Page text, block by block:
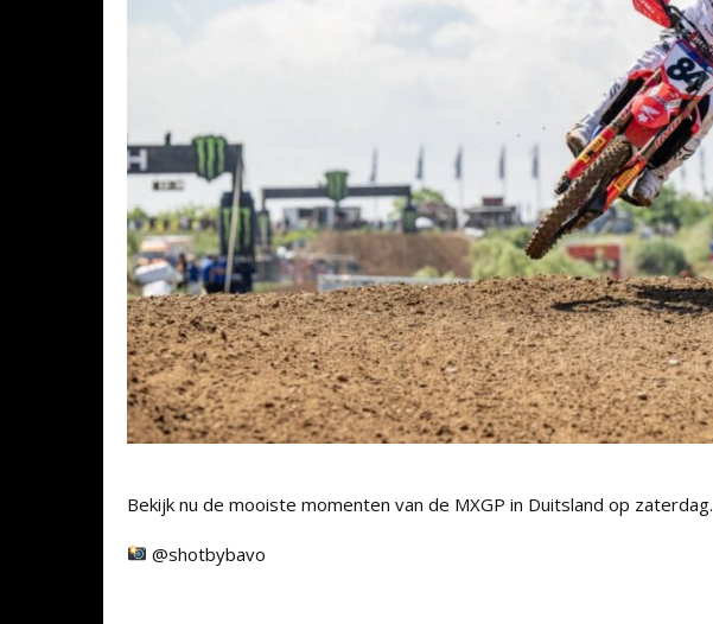
Bekijk nu de mooiste momenten van de MXGP in Duitsland op zaterdag.
@shotbybavo